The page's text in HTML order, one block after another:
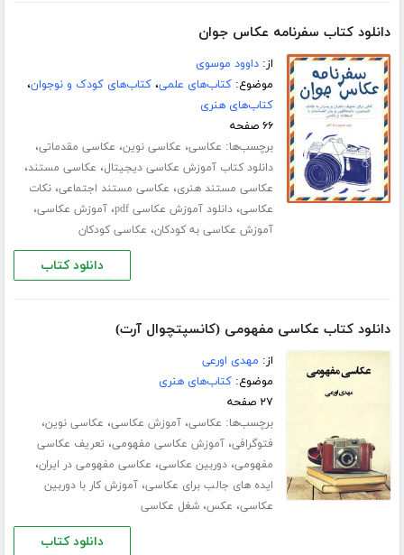
دانلود کتاب سفرنامه عکاس جوان
از:داوود موسوی
موضوع:کتاب‌های علمی،کتاب‌های کودک و نوجوان،
کتاب‌های هنری
۶۶ صفحه
برچسب‌ها: عکاسی، عکاسی نوین، عکاسی مقدماتی،
دانلود کتاب آموزش عکاسی دیجیتال، عکاسی مستند،
عکاسی مستند هنری، عکاسی مستند اجتماعی،نکات
عکاسی،دانلود آموزش عکاسی pdf ،آموزش عکاسی،
آموزش عکاسی به کودکان، عکاسی کودکان
دانلود کتاب
دانلود کتاب عکاسی مفهومی (کانسپتچوال آرت)
از: مهدی اورعی
موضوع:کتاب‌های هنری
۲۷ صفحه
برچسب‌ها: عکاسی،آموزش عکاسی، عکاسی نوین،
فتوگرافی،آموزش عکاسی مفهومی، تعریف عکاسی
مفهومی،دوربین عکاسی، عکاسی مفهومی در ایران،
ایده های جالب برای عکاسی،آموزش کار با دوربین
عکاسی، عکس،شغل عکاسی
دانلود کتاب